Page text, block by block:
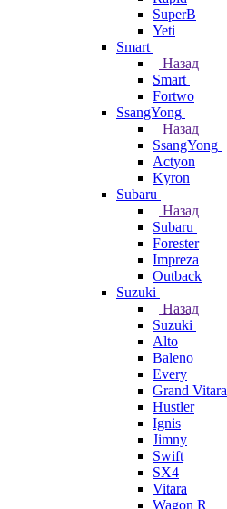
SuperB
Yeti
Smart
Назад
Smart
Fortwo
SsangYong
Назад
SsangYong
Actyon
Kyron
Subaru
Назад
Subaru
Forester
Impreza
Outback
Suzuki
Назад
Suzuki
Alto
Baleno
Every
Grand Vitara
Hustler
Ignis
Jimny
Swift
SX4
Vitara
Wagon R